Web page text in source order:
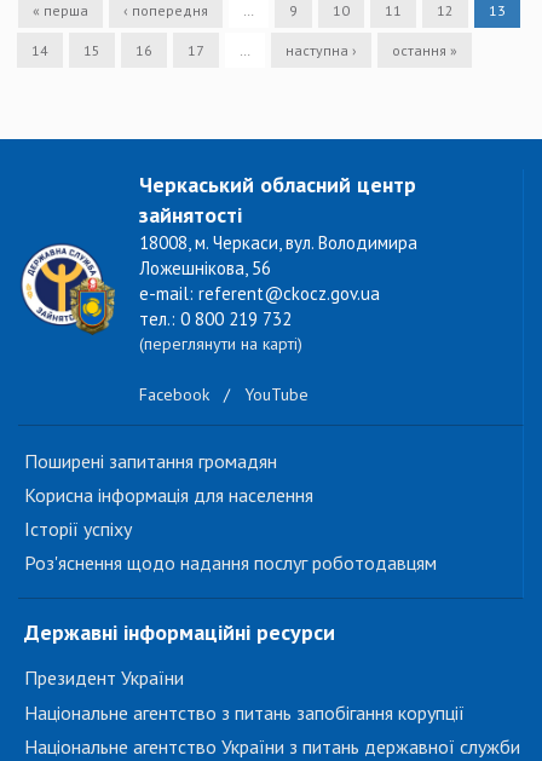
« перша ‹ попередня … 9 10 11 12 13
14 15 16 17 … наступна › остання »
Черкаський обласний центр
зайнятості
18008, м. Черкаси, вул. Володимира
Ложешнікова, 56
e-mail: referent@ckocz.gov.ua
тел.: 0 800 219 732
(переглянути на карті)
Facebook / YouTube
Поширені запитання громадян
Корисна інформація для населення
Історії успіху
Роз'яснення щодо надання послуг роботодавцям
Державні інформаційні ресурси
Президент України
Національне агентство з питань запобігання корупції
Національне агентство України з питань державної служби